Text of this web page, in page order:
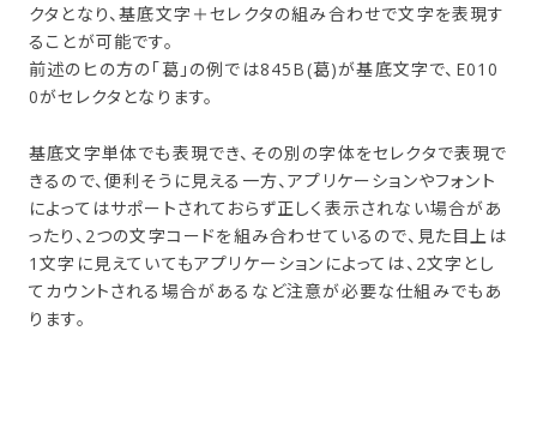
クタとなり、基底文字＋セレクタの組み合わせで文字を表現す
ることが可能です。
前述のヒの方の「葛」の例では845B(葛)が基底文字で、E010
0がセレクタとなります。
基底文字単体でも表現でき、その別の字体をセレクタで表現で
きるので、便利そうに見える一方、アプリケーションやフォント
によってはサポートされておらず正しく表示されない場合があ
ったり、2つの文字コードを組み合わせているので、見た目上は
1文字に見えていてもアプリケーションによっては、2文字とし
てカウントされる場合があるなど注意が必要な仕組みでもあ
ります。